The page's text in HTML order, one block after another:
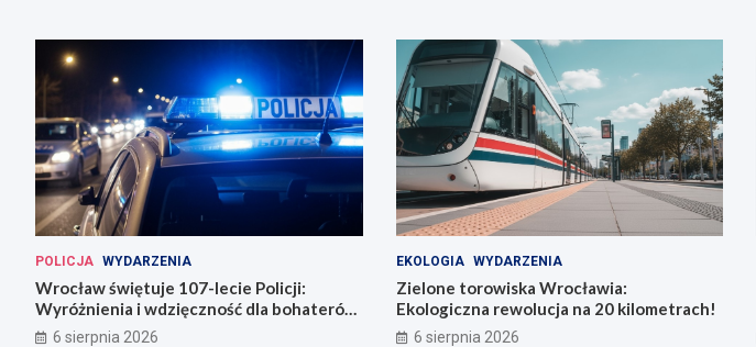
POLICJA WYDARZENIA
Wrocław świętuje 107-lecie Policji:
Wyróżnienia i wdzięczność dla bohaterów
codzienności
6 sierpnia 2026
EKOLOGIA WYDARZENIA
Zielone torowiska Wrocławia:
Ekologiczna rewolucja na 20 kilometrach!
6 sierpnia 2026